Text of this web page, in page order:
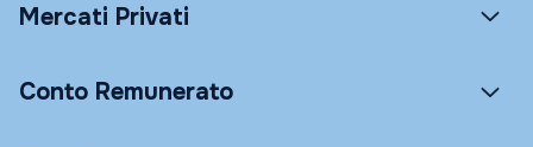
Mercati Privati
Conto Remunerato